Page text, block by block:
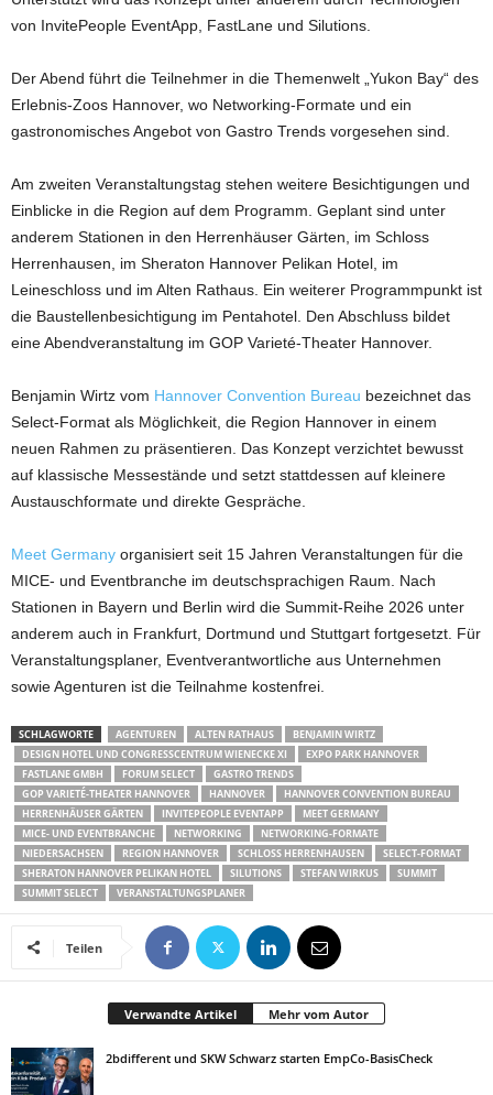
von InvitePeople EventApp, FastLane und Silutions.
Der Abend führt die Teilnehmer in die Themenwelt „Yukon Bay“ des
Erlebnis-Zoos Hannover, wo Networking-Formate und ein
gastronomisches Angebot von Gastro Trends vorgesehen sind.
Am zweiten Veranstaltungstag stehen weitere Besichtigungen und
Einblicke in die Region auf dem Programm. Geplant sind unter
anderem Stationen in den Herrenhäuser Gärten, im Schloss
Herrenhausen, im Sheraton Hannover Pelikan Hotel, im
Leineschloss und im Alten Rathaus. Ein weiterer Programmpunkt ist
die Baustellenbesichtigung im Pentahotel. Den Abschluss bildet
eine Abendveranstaltung im GOP Varieté-Theater Hannover.
Benjamin Wirtz vom Hannover Convention Bureau bezeichnet das
Select-Format als Möglichkeit, die Region Hannover in einem
neuen Rahmen zu präsentieren. Das Konzept verzichtet bewusst
auf klassische Messestände und setzt stattdessen auf kleinere
Austauschformate und direkte Gespräche.
Meet Germany organisiert seit 15 Jahren Veranstaltungen für die
MICE- und Eventbranche im deutschsprachigen Raum. Nach
Stationen in Bayern und Berlin wird die Summit-Reihe 2026 unter
anderem auch in Frankfurt, Dortmund und Stuttgart fortgesetzt. Für
Veranstaltungsplaner, Eventverantwortliche aus Unternehmen
sowie Agenturen ist die Teilnahme kostenfrei.
SCHLAGWORTE AGENTUREN ALTEN RATHAUS
BENJAMIN WIRTZ
DESIGN HOTEL UND CONGRESSCENTRUM WIENECKE XI
EXPO PARK HANNOVER
FASTLANE GMBH
FORUM SELECT
GASTRO TRENDS
GOP VARIETÉ-THEATER HANNOVER
HANNOVER
HANNOVER CONVENTION BUREAU
HERRENHÄUSER GÄRTEN
INVITEPEOPLE EVENTAPP
MEET GERMANY
MICE- UND EVENTBRANCHE
NETWORKING
NETWORKING-FORMATE
NIEDERSACHSEN
REGION HANNOVER SCHLOSS HERRENHAUSEN
SELECT-FORMAT
SHERATON HANNOVER PELIKAN HOTEL
SILUTIONS STEFAN WIRKUS
SUMMIT
SUMMIT SELECT
VERANSTALTUNGSPLANER
Teilen
Verwandte Artikel Mehr vom Autor
2bdifferent und SKW Schwarz starten EmpCo-BasisCheck